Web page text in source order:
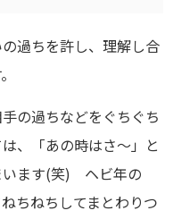
過ちを許し、理解し合
の過ちなどをぐちぐち
、「あの時はさ～」と
います(笑) ヘビ年の
ちねちしてまとわりつ